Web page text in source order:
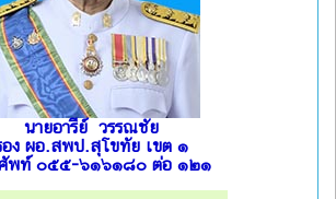
นายอารีย์ วรรณชัย
อง ผอ.สพป.สุโขทัย เขต ๑
พท์ ๐๕๕-๖๑๖๑๘๐ ต่อ ๑๒๑